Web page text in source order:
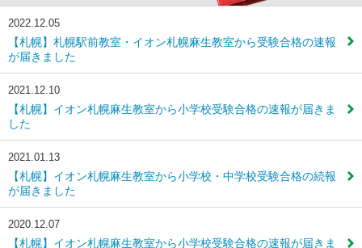
2022.12.05
【札幌】札幌駅前教室・イオン札幌麻生教室から受験合格の速報
が届きました
2021.12.10
【札幌】イオン札幌麻生教室から小学校受験合格の速報が届きま
した
2021.01.13
【札幌】イオン札幌麻生教室から小学校・中学校受験合格の続報
が届きました
2020.12.07
【札幌】イオン札幌麻生教室から小学校受験合格の速報が届きま